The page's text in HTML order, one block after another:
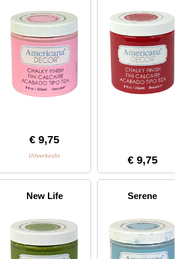
€ 9,75
Uitverkocht € 9,75
New Life Serene